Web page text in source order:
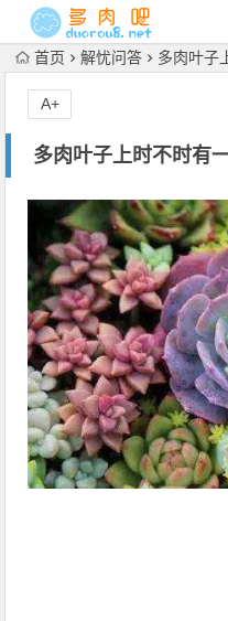
首页 解忧问答 多肉叶子
多肉叶子上时不时有
A+